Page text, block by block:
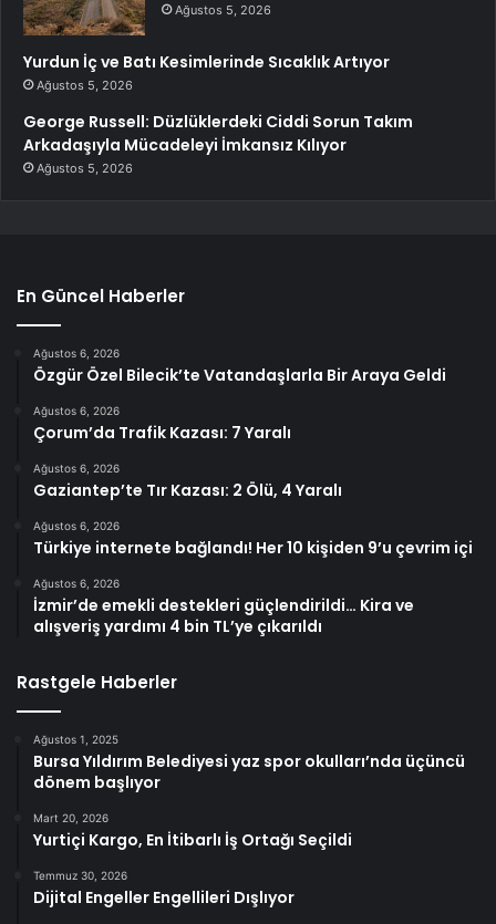
Ağustos 5, 2026
Yurdun İç ve Batı Kesimlerinde Sıcaklık Artıyor
Ağustos 5, 2026
George Russell: Düzlüklerdeki Ciddi Sorun Takım
Arkadaşıyla Mücadeleyi İmkansız Kılıyor
Ağustos 5, 2026
En Güncel Haberler
Ağustos 6, 2026
Özgür Özel Bilecik’te Vatandaşlarla Bir Araya Geldi
Ağustos 6, 2026
Çorum’da Trafik Kazası: 7 Yaralı
Ağustos 6, 2026
Gaziantep’te Tır Kazası: 2 Ölü, 4 Yaralı
Ağustos 6, 2026
Türkiye internete bağlandı! Her 10 kişiden 9’u çevrim içi
Ağustos 6, 2026
İzmir’de emekli destekleri güçlendirildi… Kira ve
alışveriş yardımı 4 bin TL’ye çıkarıldı
Rastgele Haberler
Ağustos 1, 2025
Bursa Yıldırım Belediyesi yaz spor okulları’nda üçüncü
dönem başlıyor
Mart 20, 2026
Yurtiçi Kargo, En İtibarlı İş Ortağı Seçildi
Temmuz 30, 2026
Dijital Engeller Engellileri Dışlıyor